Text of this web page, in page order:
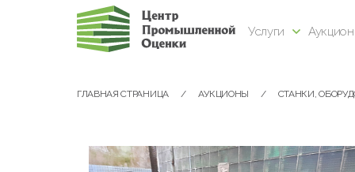
Услуги
ГЛАВНАЯ СТРАНИЦА АУКЦИОНЫ СТАНКИ,